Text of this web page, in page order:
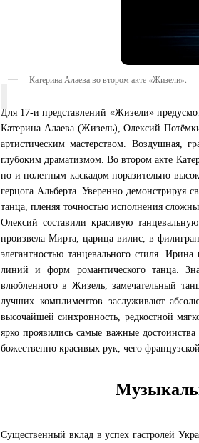
Катерина Алаева во втором акте «Жизели».
Для 17-и представлений «Жизели»
Катерина Алаева (Жизель), Олексий
артистическим мастерством. Воздушная,
глубоким драматизмом. Во втором акте
но и полетным каскадом поразительно
герцога Альберта. Уверенно демонстрируя
танца, пленяя точностью исполнения
Олексий составили красивую
произвела Мирта, царица вилис, в
элегантностью танцевального стиля.
линий и форм романтического танца.
влюбленного в Жизель, замечательный
лучших комплиментов заслуживают
высочайшей синхронность, редкостной
ярко проявились самые важные
божественно красивых рук, чего
Существенный вклад в успех гастролей